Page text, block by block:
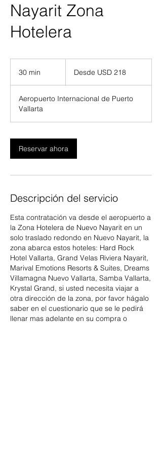
Nayarit Zona
Hotelera
30 min
m
i
n
dólares
Desde USD 218
Aeropuerto Internacional de Puerto
Vallarta
Reservar ahora
Descripción del servicio
Esta contratación va desde el aeropuerto a
la Zona Hotelera de Nuevo Nayarit en un
solo traslado redondo en Nuevo Nayarit, la
zona abarca estos hoteles: Hard Rock
Hotel Vallarta, Grand Velas Riviera Nayarit,
Marival Emotions Resorts & Suites, Dreams
Villamagna Nuevo Vallarta, Samba Vallarta,
Krystal Grand, si usted necesita viajar a
otra dirección de la zona, por favor hágalo
saber en el cuestionario que se le pedirá
llenar mas adelante en su compra o